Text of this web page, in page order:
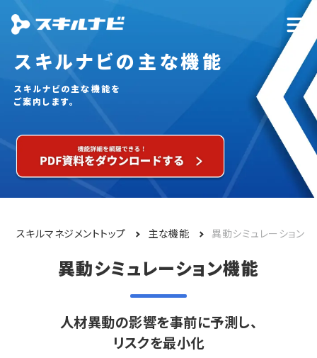
スキルナビの主な機能
スキルナビの主な機能を
ご案内します。
スキルマネジメントトップ 主な機能 異動シミュレーション
異動シミュレーション機能
人材異動の影響を事前に予測し、
リスクを最小化